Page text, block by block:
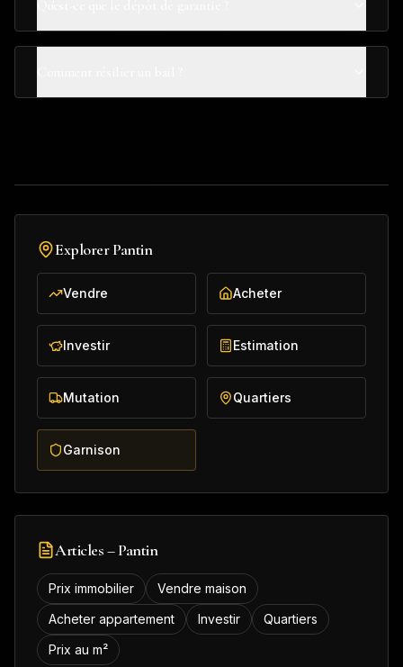
ExplorerPantin
Vendre Acheter
Investir Estimation
Mutation Quartiers
Garnison
Articles –Pantin
Prix immobilier
Vendre maison
Acheter appartement
Investir
Quartiers
Prix au m²